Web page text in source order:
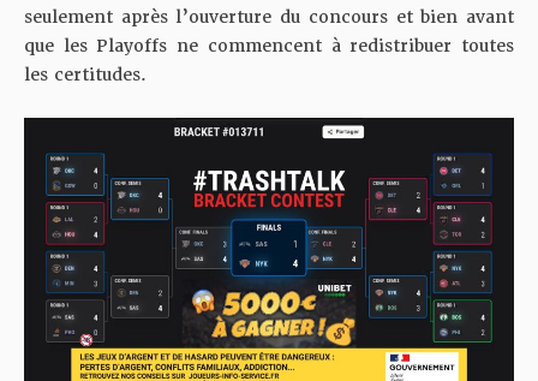
seulement après l’ouverture du concours et bien avant
que les Playoffs ne commencent à redistribuer toutes
les certitudes.